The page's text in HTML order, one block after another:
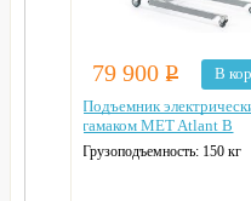
79 900Р
В
Подъемник
гамаком MET Atlant B
Грузоподъемность: 150 кг